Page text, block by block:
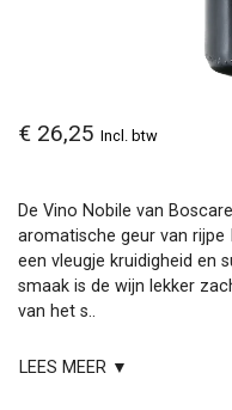
€ 26,25 Incl. btw
De Vino Nobile van
aromatische geur van
een vleugje kruidigheid en
smaak is de wijn lekker
van het s..
LEES MEER ▼